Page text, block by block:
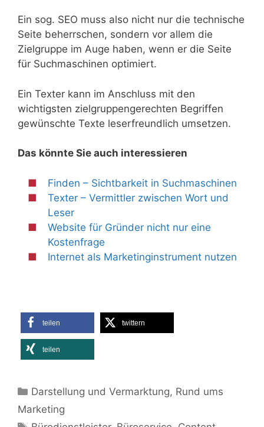
Ein sog. SEO muss also nicht nur die technische
Seite beherrschen, sondern vor allem die
Zielgruppe im Auge haben, wenn er die Seite
für Suchmaschinen optimiert.
Ein Texter kann im Anschluss mit den
wichtigsten zielgruppengerechten Begriffen
gewünschte Texte leserfreundlich umsetzen.
Das könnte Sie auch interessieren
Finden – Sichtbarkeit in Suchmaschinen
Texter – Vermittler zwischen Wort und
Leser
Website für Gründer nicht nur eine
Kostenfrage
Internet als Marketinginstrument nutzen
teilen twittern
teilen
Kategorien
Darstellung und Vermarktung, Rund ums
Marketing
Schlagwörter